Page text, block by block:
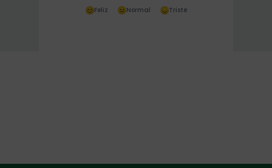
Feliz Normal Triste